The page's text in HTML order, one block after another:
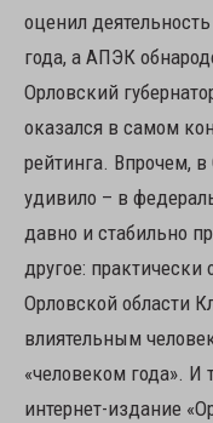
оценил
года, а АПЭК
Орловский
оказался в самом
рейтинга. Впрочем, в
удивило – в
давно и стабильно
другое:
Орловской области
влиятельным
«человеком года». И
интернет-издание